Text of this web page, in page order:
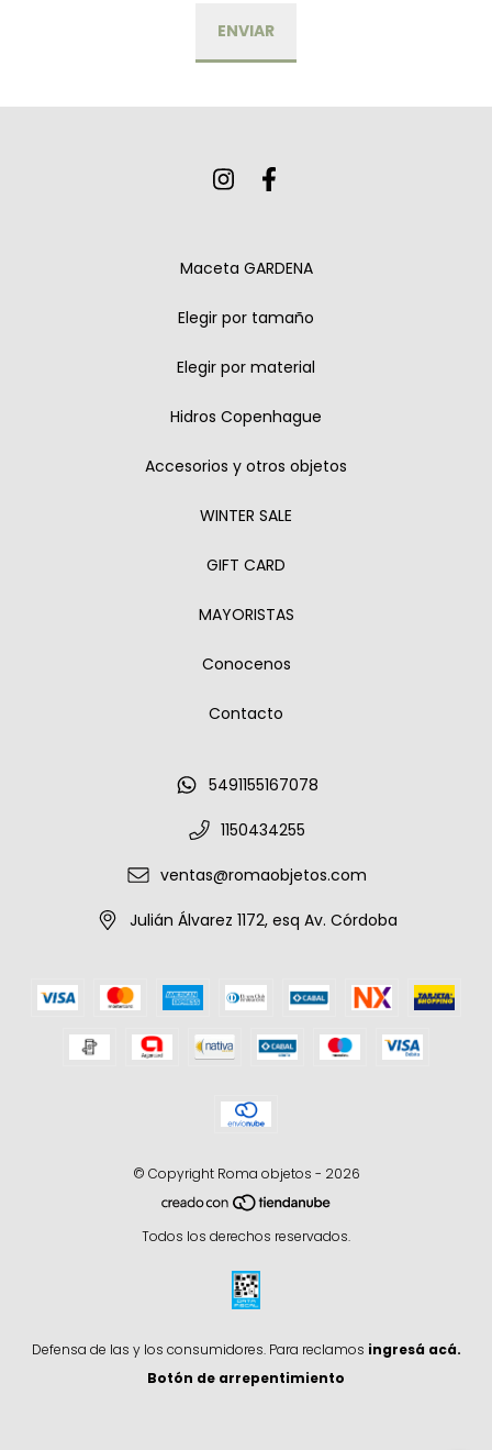
Maceta GARDENA
Elegir por tamaño
Elegir por material
Hidros Copenhague
Accesorios y otros objetos
WINTER SALE
GIFT CARD
MAYORISTAS
Conocenos
Contacto
5491155167078
1150434255
ventas@romaobjetos.com
Julián Álvarez 1172, esq Av. Córdoba
© Copyright Roma objetos - 2026
Todos los derechos reservados.
Defensa de las y los consumidores. Para reclamos ingresá acá.
Botón de arrepentimiento